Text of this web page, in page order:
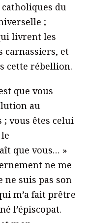
du
;
livrent les
carnassiers, et
cette rébellion.
que vous
au
; vous êtes celui
que vous… »
ne me
ne suis pas son
m’a fait prêtre
l’épiscopat.